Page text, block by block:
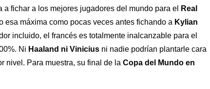
a fichar a los mejores jugadores del mundo para el
Real
esa máxima como pocas veces antes fichando a Kylian
incluido, el francés es totalmente inalcanzable para el
Ni Haaland ni Vinicius ni nadie podrían plantarle cara
nivel. Para muestra, su final de la Copa del Mundo en